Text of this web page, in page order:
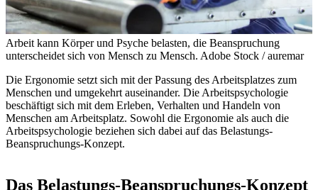
Arbeit kann Körper und Psyche belasten, die Beanspruchung
unterscheidet sich von Mensch zu Mensch. Adobe Stock / auremar
Die Ergonomie setzt sich mit der Passung des Arbeitsplatzes zum
Menschen und umgekehrt auseinander. Die Arbeitspsychologie
beschäftigt sich mit dem Erleben, Verhalten und Handeln von
Menschen am Arbeitsplatz. Sowohl die Ergonomie als auch die
Arbeitspsychologie beziehen sich dabei auf das Belastungs-
Beanspruchungs-Konzept.
Das Belastungs-Beanspruchungs-Konzept